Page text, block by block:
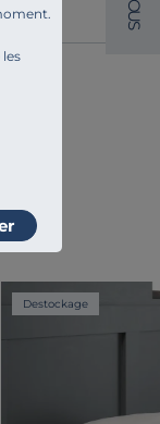
les
Destockage
O
U
S